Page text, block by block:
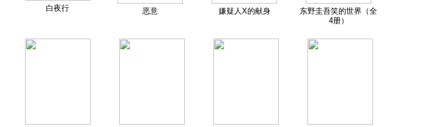
白夜行 恶意 嫌疑人X的献身
东野圭吾笑的世界（全
4册）